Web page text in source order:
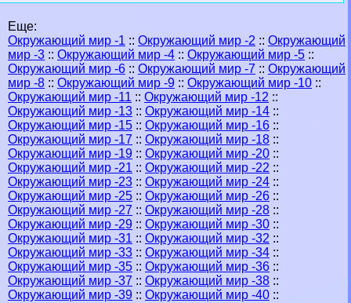
Еще:
Окружающий мир -1 :: Окружающий мир -2 :: Окружающий
мир -3 :: Окружающий мир -4 :: Окружающий мир -5 ::
Окружающий мир -6 :: Окружающий мир -7 :: Окружающий
мир -8 :: Окружающий мир -9 :: Окружающий мир -10 ::
Окружающий мир -11 :: Окружающий мир -12 ::
Окружающий мир -13 :: Окружающий мир -14 ::
Окружающий мир -15 :: Окружающий мир -16 ::
Окружающий мир -17 :: Окружающий мир -18 ::
Окружающий мир -19 :: Окружающий мир -20 ::
Окружающий мир -21 :: Окружающий мир -22 ::
Окружающий мир -23 :: Окружающий мир -24 ::
Окружающий мир -25 :: Окружающий мир -26 ::
Окружающий мир -27 :: Окружающий мир -28 ::
Окружающий мир -29 :: Окружающий мир -30 ::
Окружающий мир -31 :: Окружающий мир -32 ::
Окружающий мир -33 :: Окружающий мир -34 ::
Окружающий мир -35 :: Окружающий мир -36 ::
Окружающий мир -37 :: Окружающий мир -38 ::
Окружающий мир -39 :: Окружающий мир -40 ::